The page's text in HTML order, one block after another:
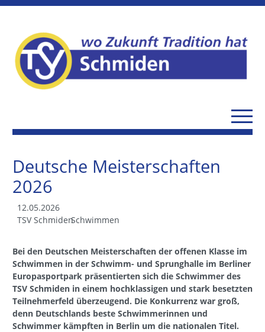
Deutsche Meisterschaften
2026
12.05.2026
TSV SchmidenSchwimmen
Bei den Deutschen Meisterschaften der offenen Klasse im
Schwimmen in der Schwimm- und Sprunghalle im Berliner
Europasportpark präsentierten sich die Schwimmer des
TSV Schmiden in einem hochklassigen und stark besetzten
Teilnehmerfeld überzeugend. Die Konkurrenz war groß,
denn Deutschlands beste Schwimmerinnen und
Schwimmer kämpften in Berlin um die nationalen Titel.